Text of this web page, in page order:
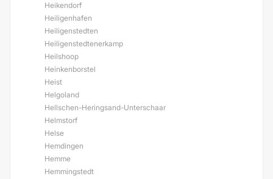
Heikendorf
Heiligenhafen
Heiligenstedten
Heiligenstedtenerkamp
Heilshoop
Heinkenborstel
Heist
Helgoland
Hellschen-Heringsand-Unterschaar
Helmstorf
Helse
Hemdingen
Hemme
Hemmingstedt